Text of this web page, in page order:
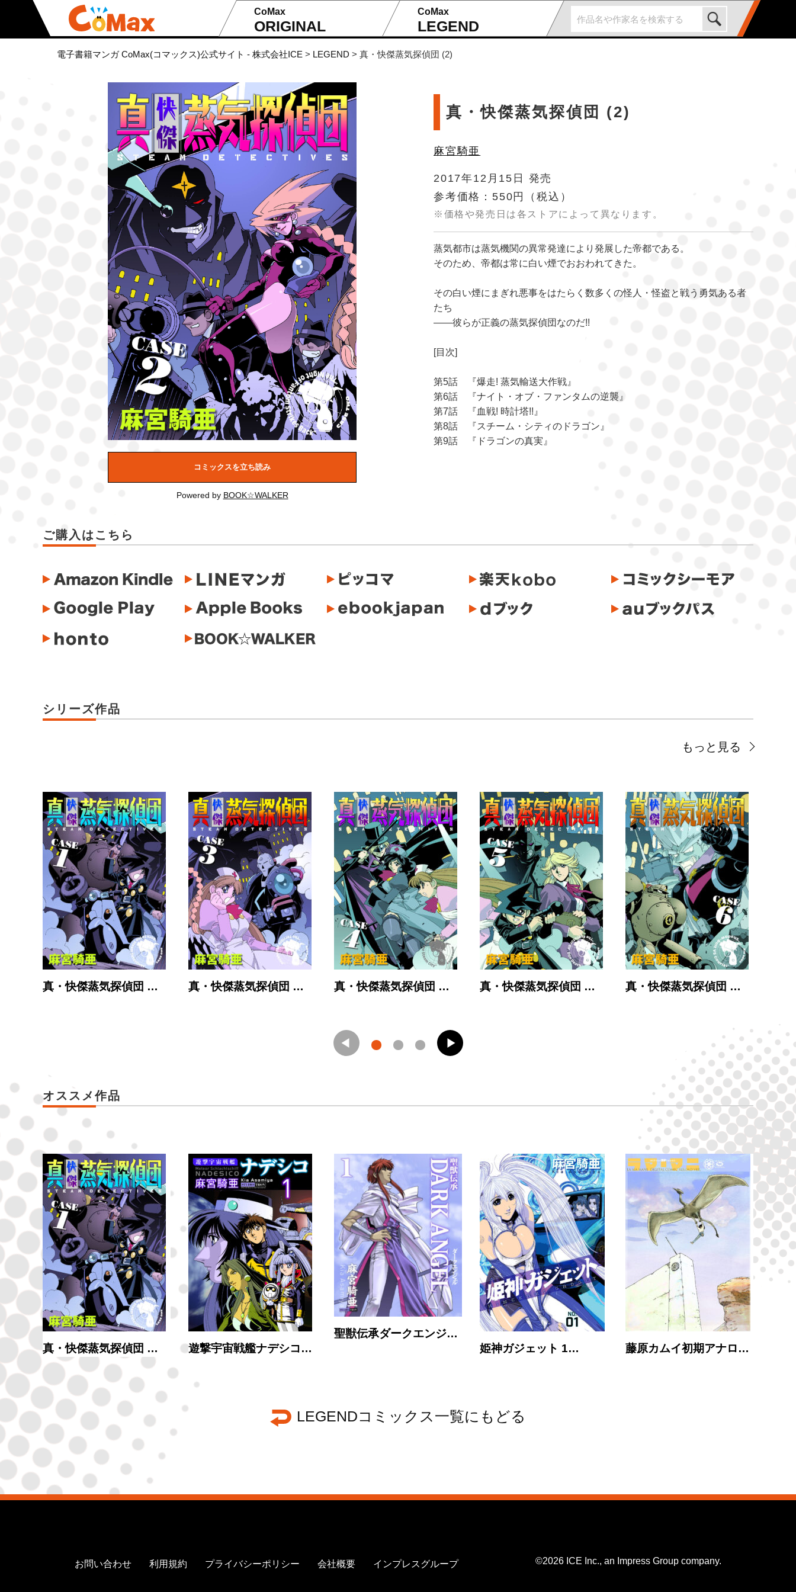
CoMax
ORIGINAL
CoMax
LEGEND
電子書籍マンガ CoMax(コマックス)公式サイト - 株式会社ICE > LEGEND > 真・快傑蒸気探偵団 (2)
コミックスを立ち読み
Powered by BOOK☆WALKER
真・快傑蒸気探偵団 (2)
麻宮騎亜
2017年12月15日 発売
参考価格：550円
（税込）
※価格や発売日は各ストアによって異なります。
蒸気都市は蒸気機関の異常発達により発展した帝都である。
そのため、帝都は常に白い煙でおおわれてきた。
その白い煙にまぎれ悪事をはたらく数多くの怪人・怪盗と戦う勇気ある者
たち
――彼らが正義の蒸気探偵団なのだ!!
[目次]
第5話 『爆走! 蒸気輸送大作戦』
第6話 『ナイト・オブ・ファンタムの逆襲』
第7話 『血戦! 時計塔!!』
第8話 『スチーム・シティのドラゴン』
第9話 『ドラゴンの真実』
ご購入はこちら
シリーズ作品
もっと見る
真・快傑蒸気探偵団 … 真・快傑蒸気探偵団 … 真・快傑蒸気探偵団 … 真・快傑蒸気探偵団 … 真・快傑蒸気探偵団 …
オススメ作品
真・快傑蒸気探偵団 … 遊撃宇宙戦艦ナデシコ…
聖獣伝承ダークエンジ…
姫神ガジェット 1…
藤原カムイ初期アナロ…
LEGENDコミックス一覧にもどる
お問い合わせ 利用規約 プライバシーポリシー 会社概要 インプレスグループ ©2026 ICE Inc., an Impress Group company.